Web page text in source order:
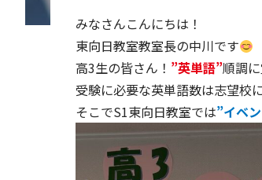
みなさんこんにちは！
東向日教室教室長の中川です
高3生の皆さん！ ”英単語”順調
受験に必要な英単語数は志望校
そこでS1東向日教室では”イベ